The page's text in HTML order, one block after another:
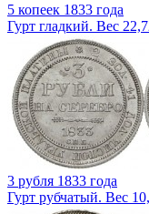
5 копеек 1833 года
Гурт гладкий. Вес
3 рубля 1833 года
Гурт рубчатый. Вес